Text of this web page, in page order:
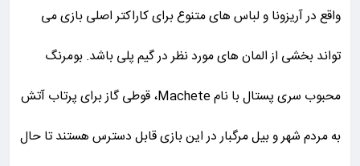
واقع در آریزونا و لباس های متنوع برای کاراکتر اصلی بازی می
تواند بخشی از المان های مورد نظر در گیم پلی باشد. بومرنگ
محبوب سری پستال با نام Machete، قوطی گاز برای پرتاب آتش
به مردم شهر و بیل مرگبار در این بازی قابل دسترس هستند تا حال